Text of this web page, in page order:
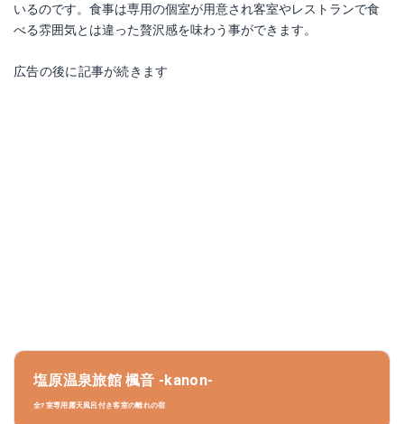
いるのです。食事は専用の個室が用意され客室やレストランで食
べる雰囲気とは違った贅沢感を味わう事ができます。
広告の後に記事が続きます
塩原温泉旅館 楓音 -kanon-
全7室専用露天風呂付き客室の離れの宿